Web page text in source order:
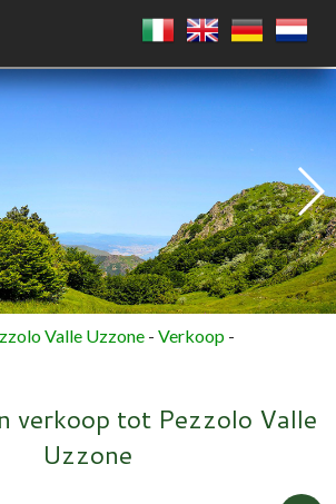
Valle Uzzone -Verkoop -
verkoop tot Pezzolo Valle
Uzzone
VEELHOEK